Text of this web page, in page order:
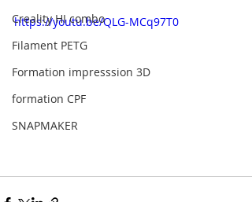
Creality HI combo
Filament PETG
Formation impresssion 3D
formation CPF
SNAPMAKER
https://youtu.be/QLG-MCq97T0